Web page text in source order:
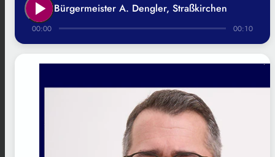
play_arrow Bürgermeister A. Dengler, Straßkirchen
00:00 00:10
.